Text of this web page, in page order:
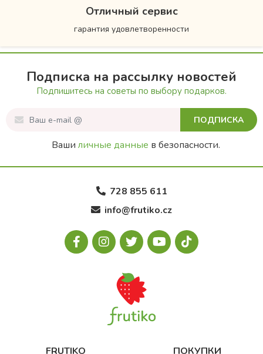
Отличный сервис
гарантия удовлетворенности
Подписка на рассылку новостей
Подпишитесь на советы по выбору подарков.
ПОДПИСКА
Ваши личные данные в безопасности.
728 855 611
info@frutiko.cz
FRUTIKO ПОКУПКИ